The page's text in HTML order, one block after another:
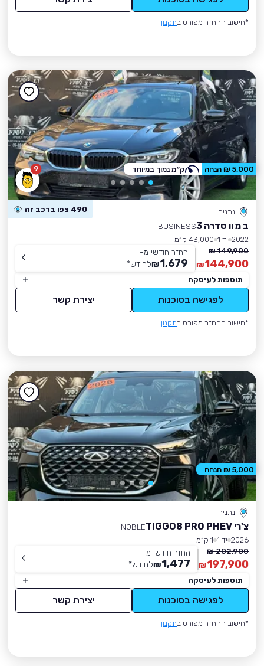
*חישוב ההחזר מפורט בתקנון
9
נתניה 490 צפו ברכב זה
ב מ וו סדרה 3
BUSINESS
2022 יד 1
43,000 ק״מ
149,900 ₪
144,900
₪
החזר חודשי מ-
1,679
₪לחודש*
תוספות לעיסקה
לפגישה בסוכנות יצירת קשר
*חישוב ההחזר מפורט בתקנון
5,000 ₪ הנחה ק״מ נמוך במיוחד
נתניה
צ'רי TIGGO8 PRO PHEV
NOBLE
2026 יד 1
1 ק״מ
202,900 ₪
197,900
₪
החזר חודשי מ-
1,477
₪לחודש*
תוספות לעיסקה
לפגישה בסוכנות יצירת קשר
*חישוב ההחזר מפורט בתקנון
5,000 ₪ הנחה